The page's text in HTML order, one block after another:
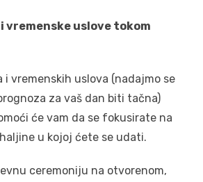
vremenske uslove tokom
i vremenskih uslova (nadajmo se
za vaš dan biti tačna)
će vam da se fokusirate na
u kojoj ćete se udati.
ceremoniju na otvorenom,